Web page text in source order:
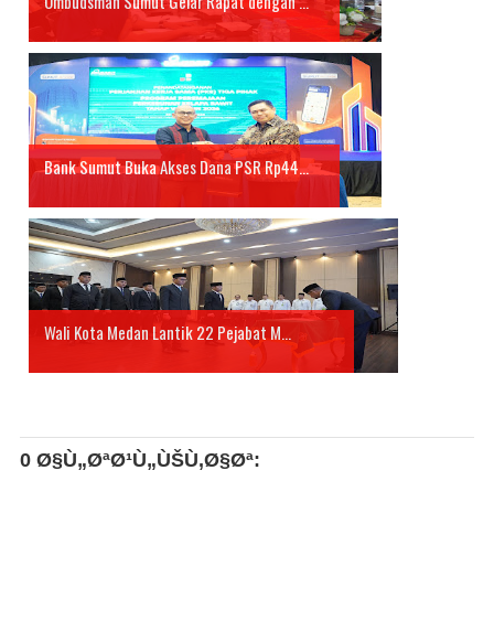
Bank Sumut Buka Akses Dana PSR Rp44...
Wali Kota Medan Lantik 22 Pejabat M...
0 Ø§Ù„ØªØ¹Ù„ÙŠÙ‚Ø§Øª: